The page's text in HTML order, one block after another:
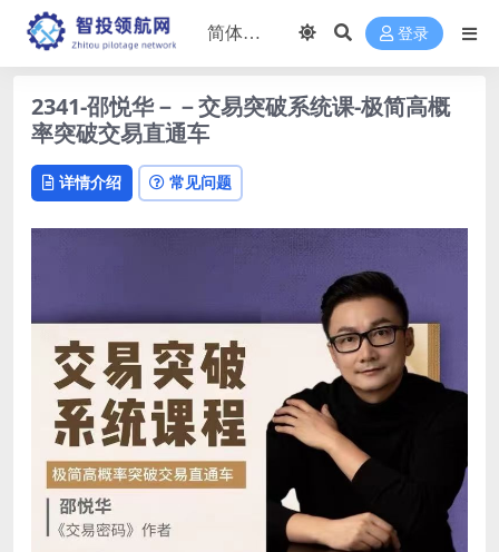
登录
2341-邵悦华－－交易突破系统课-极简高概
率突破交易直通车
详情介绍 常见问题